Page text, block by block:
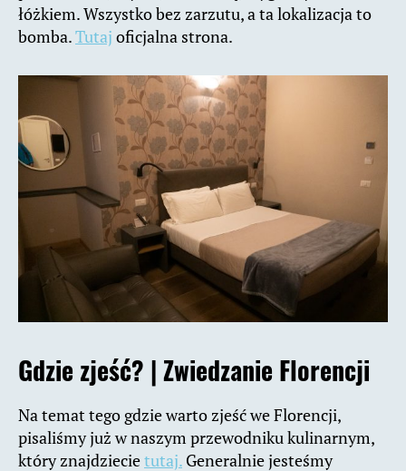
łóżkiem. Wszystko bez zarzutu, a ta lokalizacja to
bomba.Tutaj oficjalna strona.
Gdzie zjeść? |Zwiedzanie Florencji
Na temat tego gdzie warto zjeść we Florencji,
pisaliśmy już w naszym przewodniku kulinarnym,
który znajdziecietutaj. Generalnie jesteśmy